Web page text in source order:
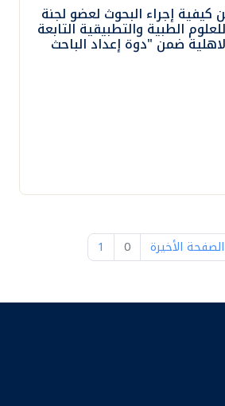
كيفية إجراء البحوث لعضو لجنة
الطبية والتطبيقية التابعة
ضمن "دوة إعداد الباحث
الصفحة الأخيرة 0
1